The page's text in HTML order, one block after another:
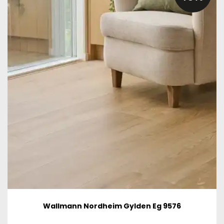
Wallmann Nordheim Gylden Eg 9576